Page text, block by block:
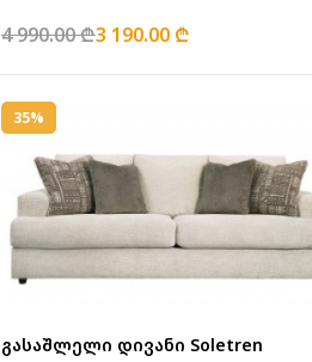
4 990.00 ₾3 190.00 ₾
35%
გასაშლელი დივანი Soletren